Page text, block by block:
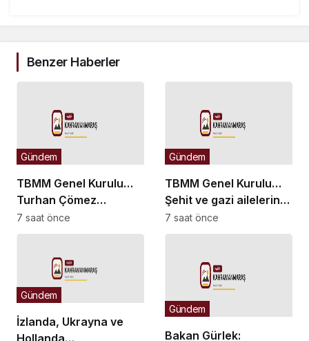
Benzer Haberler
TBMM Genel Kurulu…
Turhan Çömez
hakkında başlatılan
soruşturma “kürsü
tartışmasına neden
Gündem
7 saat önce
TBMM Genel Kurulu…
Şehit ve gazi ailelerine
yönelik düzenlemeleri
içeren kanun teklifinin
Gündem
7 saat önce
İzlanda, Ukrayna ve
Gündem
Bakan Gürlek:
Gündem